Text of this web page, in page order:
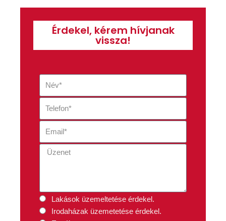
Érdekel, kérem hívjanak
vissza!
Lakások üzemeltetése érdekel.
Irodaházak üzemetetése érdekel.